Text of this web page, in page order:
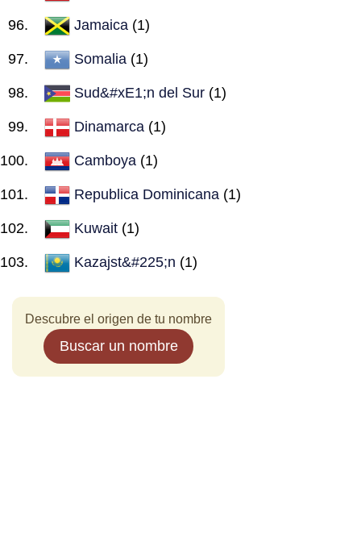
Jamaica (1)
Somalia (1)
Sud&#xE1;n del Sur (1)
Dinamarca (1)
Camboya (1)
Republica Dominicana (1)
Kuwait (1)
Kazajst&#225;n (1)
Descubre el origen de tu nombre
Buscar un nombre